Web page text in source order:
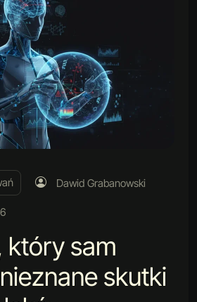
Dawid Grabanowski
który sam
skutki